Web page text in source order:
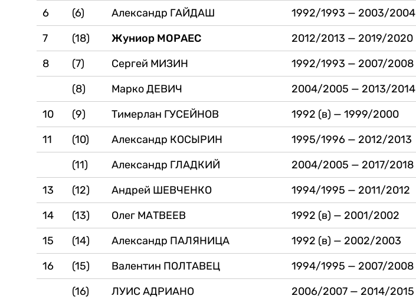
6
(6) Александр ГАЙДАШ 1992/1993 — 2003/2004
7
(18) Жуниор МОРАЕС 2012/2013 — 2019/2020
8
(7) Сергей МИЗИН 1992/1993 — 2007/2008
(8)
Марко ДЕВИЧ 2004/2005 — 2013/2014
10
(9) Тимерлан ГУСЕЙНОВ 1992 (в) — 1999/2000
11
(10) Александр КОСЫРИН 1995/1996 — 2012/2013
(11)
Александр ГЛАДКИЙ 2004/2005 — 2017/2018
13
(12) Андрей ШЕВЧЕНКО 1994/1995 — 2011/2012
14
(13) Олег МАТВЕЕВ 1992 (в) — 2001/2002
15
(14) Александр ПАЛЯНИЦА 1992 (в) — 2002/2003
16
(15) Валентин ПОЛТАВЕЦ 1994/1995 — 2007/2008
(16)
ЛУИС АДРИАНО 2006/2007 — 2014/2015